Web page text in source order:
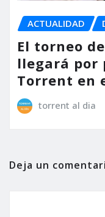
ACTUALIDAD
El torneo
llegará por
Torrent en
torrent al dia
Deja un